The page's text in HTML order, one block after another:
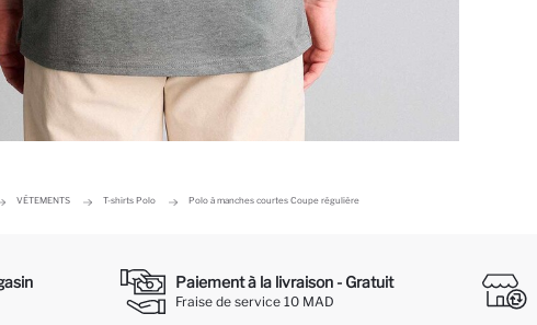
VÊTEMENTS T-shirts Polo Polo à manches courtes Coupe régulière
Paiement à la livraison - Gratuit
Fraise de service 10 MAD